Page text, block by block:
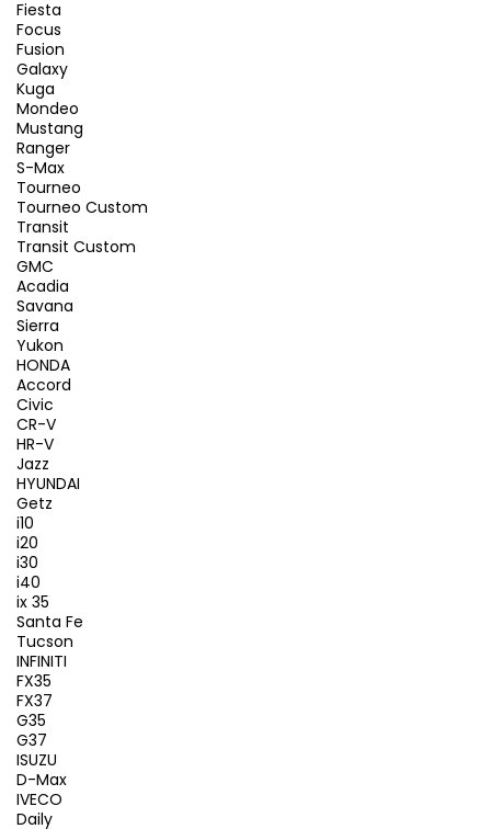
Fiesta
Focus
Fusion
Galaxy
Kuga
Mondeo
Mustang
Ranger
S-Max
Tourneo
Tourneo Custom
Transit
Transit Custom
GMC
Acadia
Savana
Sierra
Yukon
HONDA
Accord
Civic
CR-V
HR-V
Jazz
HYUNDAI
Getz
i10
i20
i30
i40
ix 35
Santa Fe
Tucson
INFINITI
FX35
FX37
G35
G37
ISUZU
D-Max
IVECO
Daily